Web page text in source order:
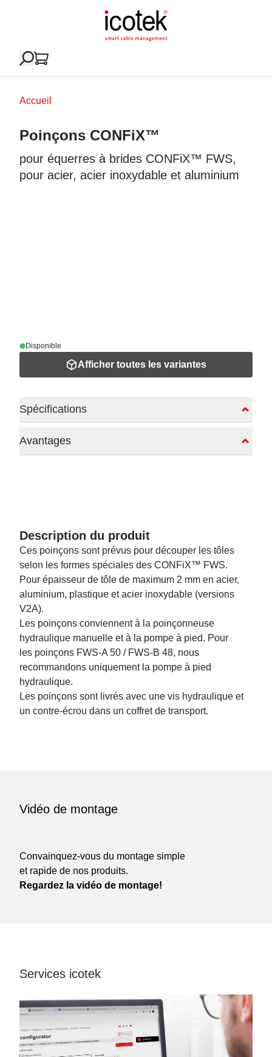
Accueil
Poinçons CONFiX™
pour équerres à brides CONFiX™ FWS,
pour acier, acier inoxydable et aluminium
Disponible
Afficher toutes les variantes
Spécifications
Avantages
Description du produit
Ces poinçons sont prévus pour découper les tôles
selon les formes spéciales des CONFiX™ FWS.
Pour épaisseur de tôle de maximum 2 mm en acier,
aluminium, plastique et acier inoxydable (versions
V2A).
Les poinçons conviennent à la poinçonneuse
hydraulique manuelle et à la pompe à pied. Pour
les poinçons FWS-A 50 / FWS-B 48, nous
recommandons uniquement la pompe à pied
hydraulique.
Les poinçons sont livrés avec une vis hydraulique et
un contre-écrou dans un coffret de transport.
Vidéo de montage
Convainquez-vous du montage simple
et rapide de nos produits.
Regardez la vidéo de montage!
Services icotek